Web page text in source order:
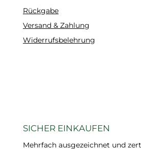
Rückgabe
Versand & Zahlung
Widerrufsbelehrung
SICHER EINKAUFEN
Mehrfach ausgezeichnet und